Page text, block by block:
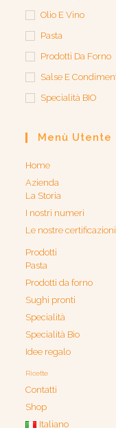
Olio E Vino
Pasta
Prodotti Da Forno
Salse E
Specialità BIO
Menù Utente
Home
Azienda
La Storia
I nostri numeri
Le nostre certificazioni
Prodotti
Pasta
Prodotti da forno
Sughi pronti
Specialità
Specialità Bio
Idee regalo
Ricette
Contatti
Shop
Italiano